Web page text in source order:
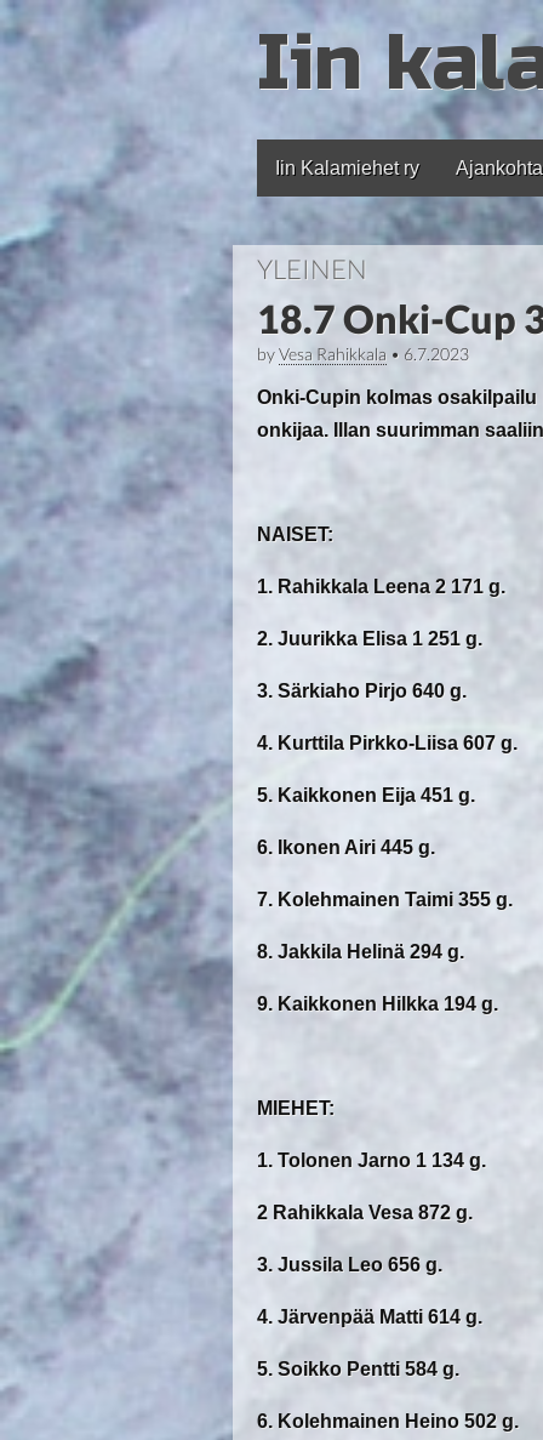
Iin
Main menu
Iin Kalamiehet ry
YLEINEN
18.7 Onki-Cup
byVesa Rahikkala • 6.7.2023
Onki-Cupin kolmas
onkijaa. Illan suurimman
NAISET:
1. Rahikkala Leena 2 171 g.
2. Juurikka Elisa 1 251 g.
3. Särkiaho Pirjo 640 g.
4. Kurttila Pirkko-Liisa 607 g.
5. Kaikkonen Eija 451 g.
6. Ikonen Airi 445 g.
7. Kolehmainen Taimi 355 g.
8. Jakkila Helinä 294 g.
9. Kaikkonen Hilkka 194 g.
MIEHET:
1. Tolonen Jarno 1 134 g.
2 Rahikkala Vesa 872 g.
3. Jussila Leo 656 g.
4. Järvenpää Matti 614 g.
5. Soikko Pentti 584 g.
6. Kolehmainen Heino 502 g.